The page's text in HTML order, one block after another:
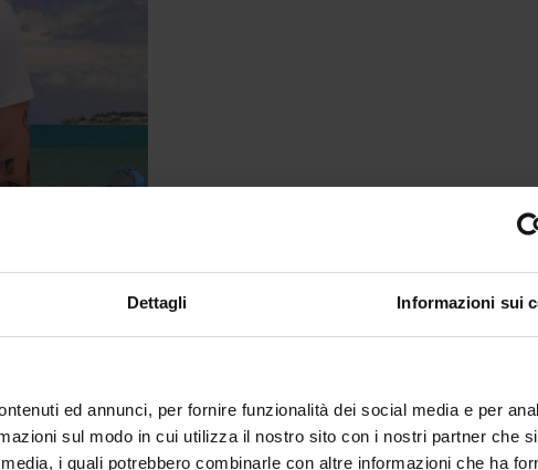
Dettagli Informazioni sui
ed annunci, per fornire funzionalità dei social media e per
sul modo in cui utilizza il nostro sito con i nostri partner che
i quali potrebbero combinarle con altre informazioni che ha